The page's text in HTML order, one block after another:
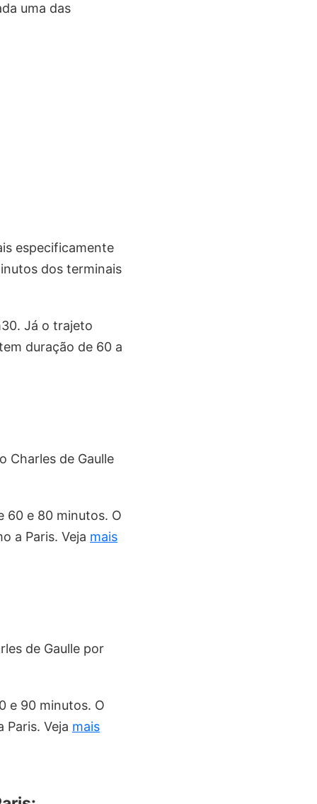
uma das
especificamente
dos terminais
Já o trajeto
duração de 60 a
Charles de Gaulle
60 e 80 minutos. O
a Paris. Veja mais
de Gaulle por
e 90 minutos. O
Paris. Veja mais